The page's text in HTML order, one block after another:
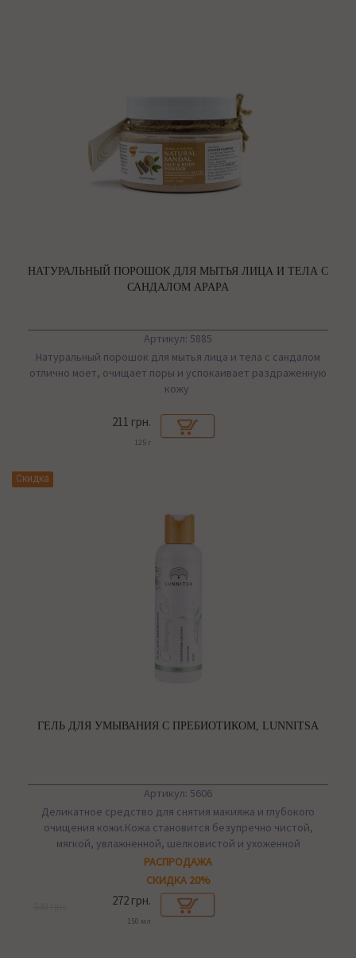
НАТУРАЛЬНЫЙ ПОРОШОК ДЛЯ МЫТЬЯ ЛИЦА И ТЕЛА С
САНДАЛОМ APAPA
Артикул: 5885
Натуральный порошок для мытья лица и тела с сандалом
отлично моет, очищает поры и успокаивает раздраженную
кожу
211 грн.
125 г
Скидка
ГЕЛЬ ДЛЯ УМЫВАНИЯ С ПРЕБИОТИКОМ, LUNNITSA
Артикул: 5606
Деликатное средство для снятия макияжа и глубокого
очищения кожи.Кожа становится безупречно чистой,
мягкой, увлажненной, шелковистой и ухоженной
РАСПРОДАЖА
СКИДКА 20%
272 грн.
150 мл